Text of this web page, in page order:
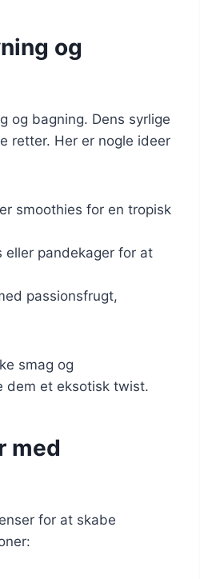
og
og bagning. Dens syrlige
retter. Her er nogle ideer
smoothies for en tropisk
eller pandekager for at
passionsfrugt,
smag og
dem et eksotisk twist.
med
for at skabe